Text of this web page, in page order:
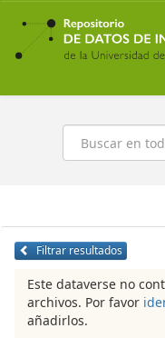
Ir
contenido
principal
Buscar
Filtrar resultados
Este dataverse no
archivos. Por favor
añadirlos.